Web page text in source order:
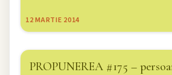
12MARTIE 2014
PROPUNEREA #175 –